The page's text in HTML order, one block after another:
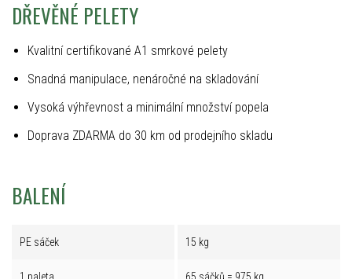
DŘEVĚNÉ PELETY
Kvalitní certifikované A1 smrkové pelety
Snadná manipulace, nenáročné na skladování
Vysoká výhřevnost a minimální množství popela
Doprava ZDARMA do 30 km od prodejního skladu
BALENÍ
PE sáček 15 kg